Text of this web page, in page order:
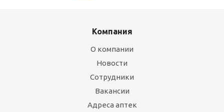
Компания
О компании
Новости
Сотрудники
Вакансии
Адреса аптек